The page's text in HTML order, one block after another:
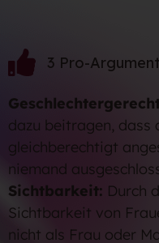
3 Pro-
dazu beitragen, dass
gleichberechtigt
niemand
Sichtbarkeit: Durch
Sichtbarkeit von
nicht als Frau oder